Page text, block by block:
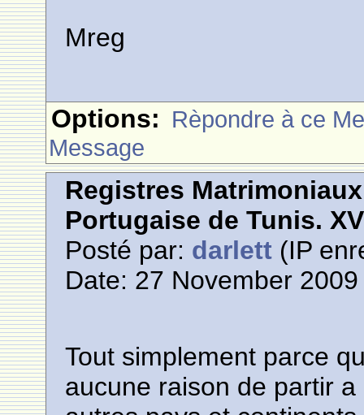
Mreg
Options: Rèpondre à ce
Message
Registres
Portugaise de Tunis.
Posté par: darlett (IP
Date: 27 November
Tout simplement parce
aucune raison de partir